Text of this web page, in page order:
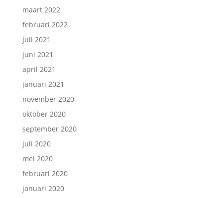
maart 2022
februari 2022
juli 2021
juni 2021
april 2021
januari 2021
november 2020
oktober 2020
september 2020
juli 2020
mei 2020
februari 2020
januari 2020